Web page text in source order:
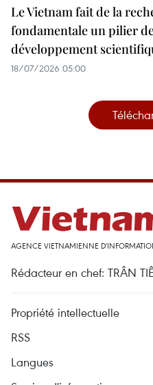
Le Vietnam fait de la
fondamentale un pilier
développement
18/07/2026 05:00
AGENCE VIETNAMIENNE
Rédacteur en chef: TRÂN
Propriété intellectuelle
RSS
Langues